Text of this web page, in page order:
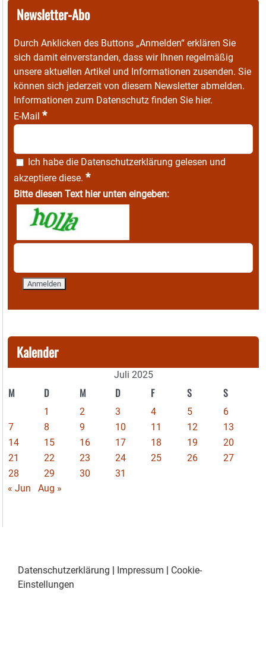
Newsletter-Abo
Durch Anklicken des Buttons „Anmelden“ erklären Sie
sich damit einverstanden, dass wir Ihnen regelmäßig
unsere aktuellen Artikel und Informationen zusenden. Sie
können sich jederzeit von diesem Newsletter abmelden.
Informationen zum Datenschutz finden Sie hier.
E-Mail *
Ich habe die Datenschutzerklärung gelesen und
akzeptiere diese. *
Bitte diesen Text hier unten eingeben:
Kalender
Juli 2025
M D M D F S S
1 2 3 4 5
6
7
8 9 10 11 12
13
14
15 16 17 18 19
20
21
22 23 24 25 26
27
28
29 30
31
« Jun
Aug »
Datenschutzerklärung | Impressum | Cookie-
Einstellungen